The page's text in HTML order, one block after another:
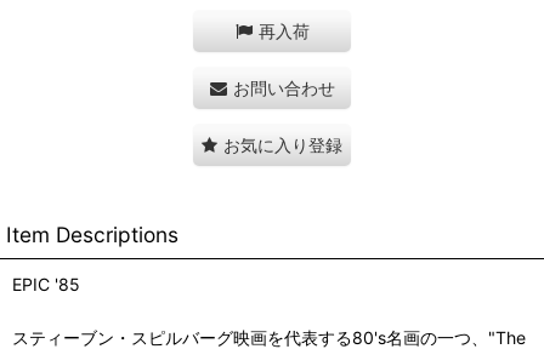
再入荷
お問い合わせ
お気に入り登録
Item Descriptions
EPIC '85
スティーブン・スピルバーグ映画を代表する80's名画の一つ、"The